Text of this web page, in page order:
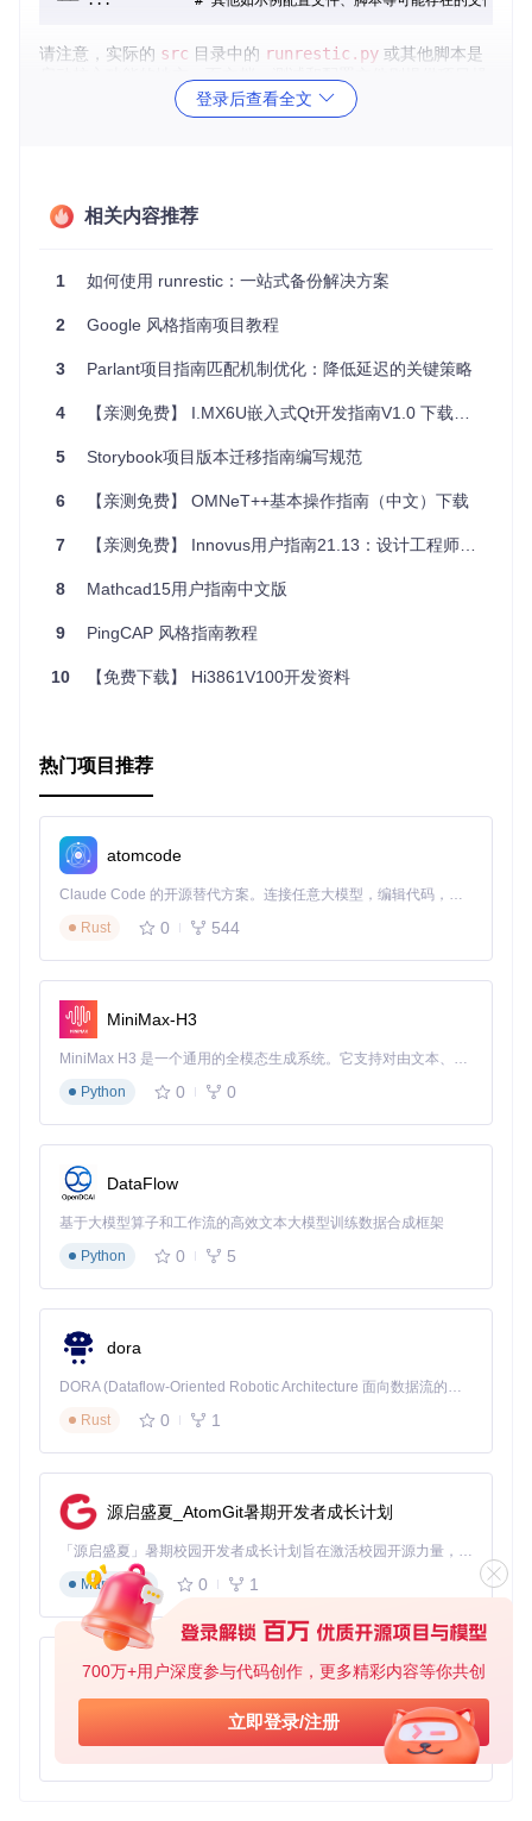
700万+用户深度参与代码创作，更多精彩内容等你共创
立即登录/注册
请注意，实际的 src 目录中的 runrestic.py 或其他脚本是
作和使用的相关信息。
动文件”中以传统意义体现，而是通过Python脚本执行。用户
backup) 等。虽然具体的入口点在pyproject.toml
系统命令完成操作。
3. 项目的配置文件介绍
runrestic支持通过配置文件来设置其工作流程。配置可以通过
restic.toml,~/config/runrestic/example.toml
部分：
repositories: 列出所有的备份存储库位置。
D。
prune: 配置保留策略，如保持最近的几个备份等。
示例配置片段
"/tmp/restic-repo"
[environment]
RESTIC_PASSWORD = "CHANGEME"
[backup]
[prune]
keep-last = 3
keep-hourly
配置允许用户以更加灵活和可维护的方式控制runrestic的行
级特性，建议参考项目GitHub页面上的最新文档或README
文件，因为具体实现细节和版本更新可能会有所变化。
登录后查看全文
相关内容推荐
1 如何使用 runrestic：一站式备份解决方案
2 Google 风格指南项目教程
3 Parlant项目指南匹配机制优化：降低延迟的关键策略
4 【亲测免费】 I.MX6U嵌入式Qt开发指南V1.0 下载仓库
5 Storybook项目版本迁移指南编写规范
6 【亲测免费】 OMNeT++基本操作指南（中文）下载
7 【亲测免费】 Innovus用户指南21.13：设计工程师的必备宝典
8 Mathcad15用户指南中文版
9 PingCAP 风格指南教程
10 【免费下载】 Hi3861V100开发资料
热门项目推荐
atomcode
Claude Code 的开源替代方案。连接任意大模型，编辑代码，运行命令，自动验证 — 全自动执行。用 Rust 构建，极致性能。 ｜ An open-source alternative to Claude Code. Connect any LLM, edit code, run commands, and verify changes — autonomously. Built in Rust for speed. Get Started
Rust
0 544
MiniMax-H3
MiniMax H3 是一个通用的全模态生成系统。它支持对由文本、图像、视频和音频组成的多模态上下文进行统一理解，并能生成分辨率高达 2K、时长可达 15 秒的带原生立体声音频的视频。得益于面向任务泛化的系统设计，H3 在预训练阶段就已具备广泛的多模态上下文理解与生成能力，能够出色地执行复杂的多模态指令。
Python
0 0
DataFlow
基于大模型算子和工作流的高效文本大模型训练数据合成框架
Python
0 5
dora
DORA (Dataflow-Oriented Robotic Architecture 面向数据流的机器人架构) 是为 AI 与具身智能机器人打造的高性能开发框架，以数据流范式重构开发逻辑，原生支持分布式部署与端边云协同 —— 无需复杂适配，即可实现一体端到端具身大小脑、VLA等模型部署，无缝衔接感知、推理、控制全链路，让 AI 能力与机器人动作深度融合。 依托 Rust 内核与零拷贝通信技术，它将具身大小脑、VLA等模型推理、多模态数据融合延迟压缩至微秒级，同时兼容 ROS2 生态与国产 AI 芯片，彻底降低具身智能机器人的开发门槛，让分布式部署下的 AI 赋能创新更高效、更灵活。
Rust
0 1
源启盛夏_AtomGit暑期开发者成长计划
「源启盛夏」暑期校园开发者成长计划旨在激活校园开源力量，通过积分激励、认证扶持、资源倾斜等形式，引导高校组织和开发者完成「入驻 — 建项目 — 做贡献 — 获认证 — 得资源」的完整闭环。无论你是想带领社团入驻平台的组织者，还是希望用代码贡献证明自己的开发者，都能在这里找到属于你的成长路径。
Markdown
0 1
py-xiaozhi
基于Python的Xiaozhi AI，适用于想要完整Xiaozhi体验而无需拥有专用硬件的用户。
Python
0 1